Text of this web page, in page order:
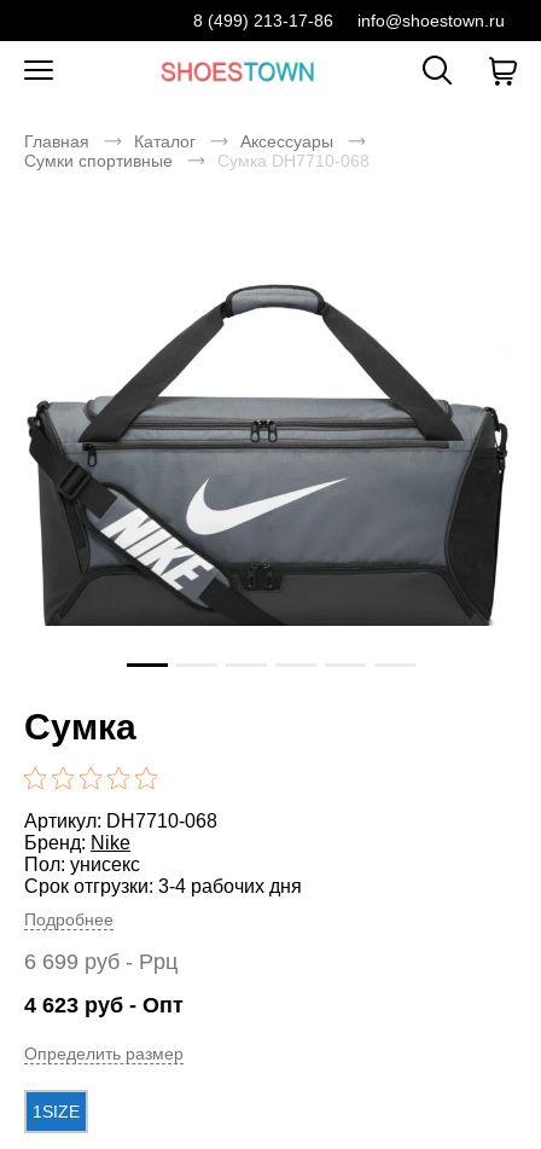
8 (499) 213-17-86 info@shoestown.ru
Главная Каталог
Аксессуары
Сумки спортивные
Сумка DH7710-068
Сумка
Артикул: DH7710-068
Бренд: Nike
Пол: унисекс
Срок отгрузки: 3-4 рабочих дня
Подробнее
6 699 руб - Ррц
4 623 руб - Опт
Определить размер
1SIZE